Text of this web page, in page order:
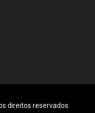
direitos reservados.